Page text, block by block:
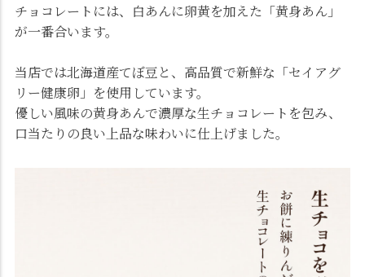
チョコレートには、白あんに卵黄を加えた「黄身あん」
が一番合います。
当店では北海道産てぼ豆と、高品質で新鮮な「セイアグ
リー健康卵」を使用しています。
優しい風味の黄身あんで濃厚な生チョコレートを包み、
口当たりの良い上品な味わいに仕上げました。